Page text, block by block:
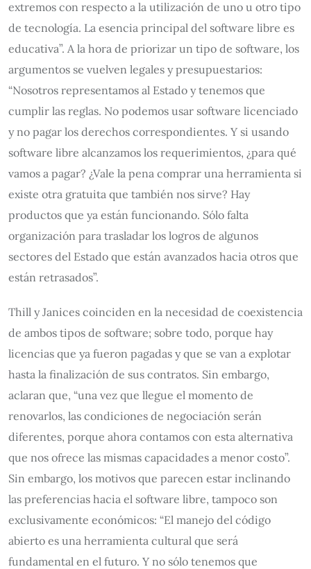
extremos con respecto a la utilización de uno u otro tipo
de tecnología. La esencia principal del software libre es
educativa”. A la hora de priorizar un tipo de software, los
argumentos se vuelven legales y presupuestarios:
“Nosotros representamos al Estado y tenemos que
cumplir las reglas. No podemos usar software licenciado
y no pagar los derechos correspondientes. Y si usando
software libre alcanzamos los requerimientos, ¿para qué
vamos a pagar? ¿Vale la pena comprar una herramienta si
existe otra gratuita que también nos sirve? Hay
productos que ya están funcionando. Sólo falta
organización para trasladar los logros de algunos
sectores del Estado que están avanzados hacia otros que
están retrasados”.
Thill y Janices coinciden en la necesidad de coexistencia
de ambos tipos de software; sobre todo, porque hay
licencias que ya fueron pagadas y que se van a explotar
hasta la finalización de sus contratos. Sin embargo,
aclaran que, “una vez que llegue el momento de
renovarlos, las condiciones de negociación serán
diferentes, porque ahora contamos con esta alternativa
que nos ofrece las mismas capacidades a menor costo”.
Sin embargo, los motivos que parecen estar inclinando
las preferencias hacia el software libre, tampoco son
exclusivamente económicos: “El manejo del código
abierto es una herramienta cultural que será
fundamental en el futuro. Y no sólo tenemos que